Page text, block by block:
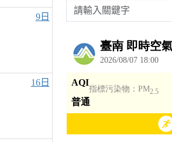
9日
16日
請輸入關鍵字